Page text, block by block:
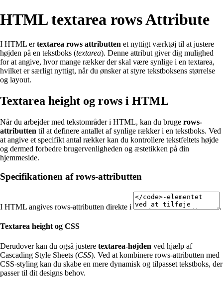
HTML textarea rows Attribute
I HTML ertextarea rows attributten et nyttigt værktøj til at justere
højden på en tekstboks (textarea). Denne attribut giver dig mulighed
for at angive, hvor mange rækker der skal være synlige i en textarea,
hvilket er særligt nyttigt, når du ønsker at styre tekstboksens størrelse
og layout.
Textarea height og rows i HTML
Når du arbejder med tekstområder i HTML, kan du bruge rows-
attributten til at definere antallet af synlige rækker i en tekstboks. Ved
at angive et specifikt antal rækker kan du kontrollere tekstfeltets højde
og dermed forbedre brugervenligheden og æstetikken på din
hjemmeside.
Specifikationen af rows-attributten
I HTML angives rows-attributten direkte i .
Textarea height og CSS
Derudover kan du også justere textarea-højden ved hjælp af
Cascading Style Sheets (CSS). Ved at kombinere rows-attributten med
CSS-styling kan du skabe en mere dynamisk og tilpasset tekstboks, der
passer til dit designs behov.